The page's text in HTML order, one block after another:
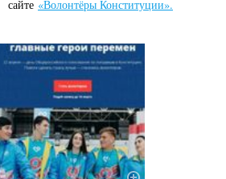
сайте «Волонтёры Конституции».